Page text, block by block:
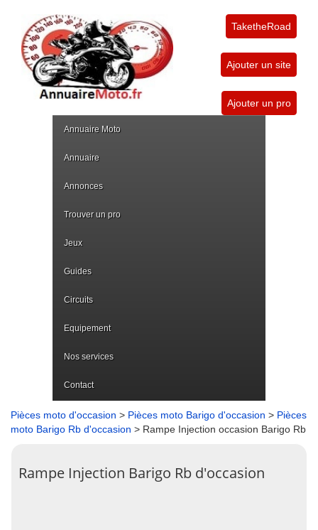
TaketheRoad
Ajouter un site
Ajouter un pro
Annuaire Moto
Annuaire
Annonces
Trouver un pro
Jeux
Guides
Circuits
Equipement
Nos services
Contact
Pièces moto d'occasion > Pièces moto Barigo d'occasion > Pièces
moto Barigo Rb d'occasion > Rampe Injection occasion Barigo Rb
Rampe Injection Barigo Rb d'occasion